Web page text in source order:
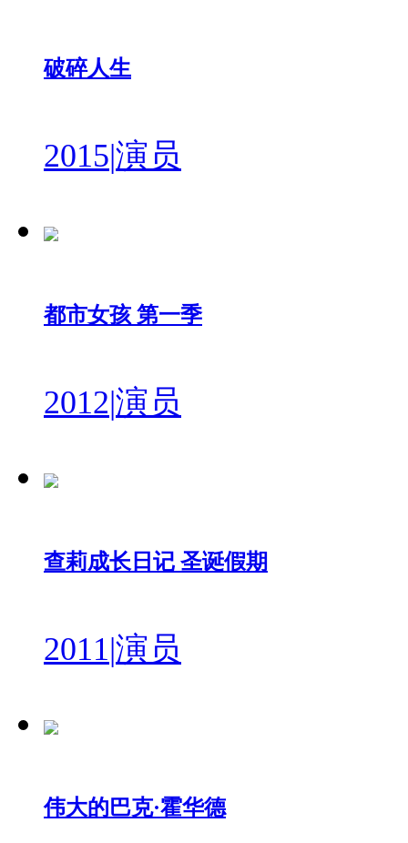
破碎人生
2015|演员
都市女孩 第一季
2012|演员
查莉成长日记 圣诞假期
2011|演员
伟大的巴克·霍华德